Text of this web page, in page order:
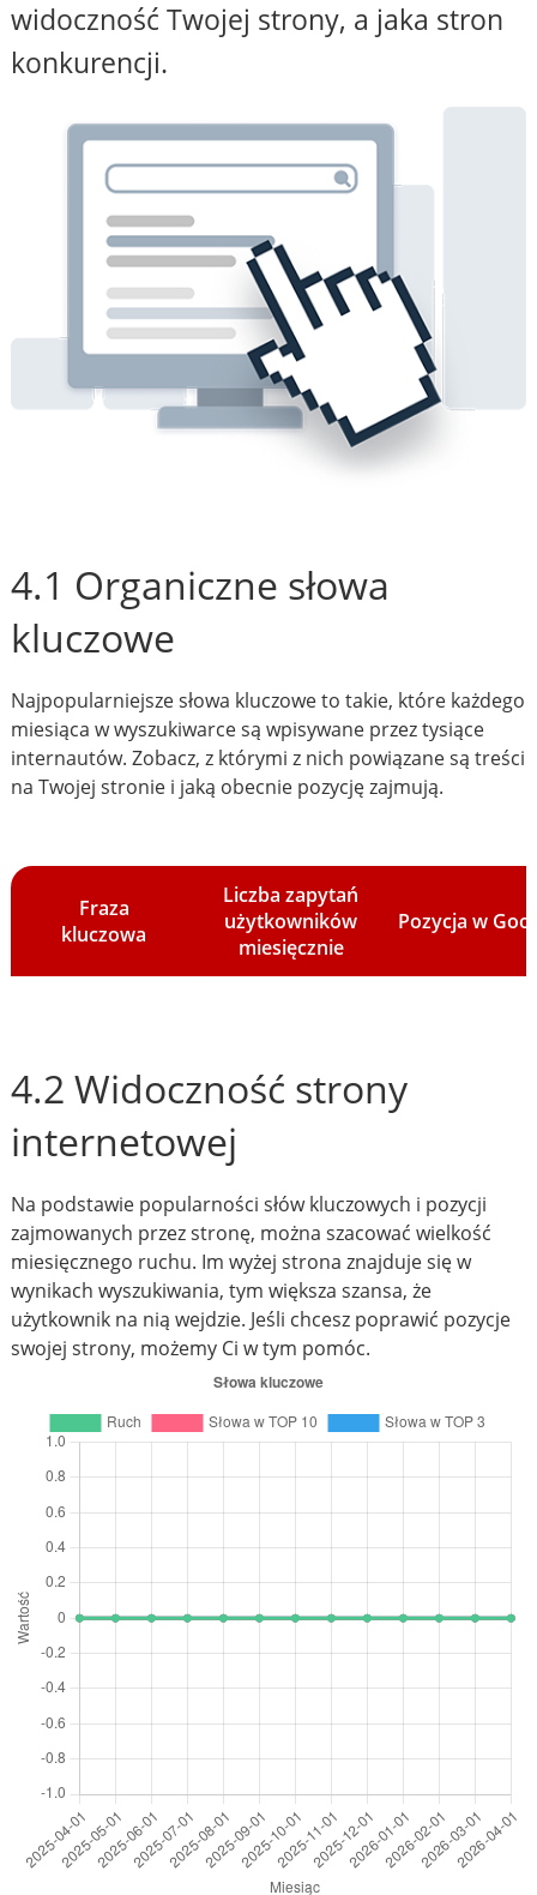
widoczność Twojej strony, a jaka stron
konkurencji.
4.1 Organiczne słowa
kluczowe
Najpopularniejsze słowa kluczowe to takie, które każdego
miesiąca w wyszukiwarce są wpisywane przez tysiące
internautów. Zobacz, z którymi z nich powiązane są treści
na Twojej stronie i jaką obecnie pozycję zajmują.
Fraza
kluczowa
Liczba zapytań
użytkowników
miesięcznie
Pozycja w
4.2 Widoczność strony
internetowej
Na podstawie popularności słów kluczowych i pozycji
zajmowanych przez stronę, można szacować wielkość
miesięcznego ruchu. Im wyżej strona znajduje się w
wynikach wyszukiwania, tym większa szansa, że
użytkownik na nią wejdzie. Jeśli chcesz poprawić pozycje
swojej strony, możemy Ci w tym pomóc.